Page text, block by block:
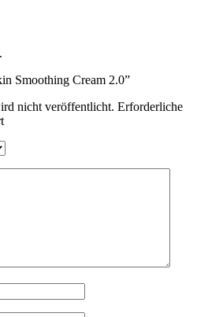
Smoothing Cream 2.0”
nicht veröffentlicht. Erforderliche